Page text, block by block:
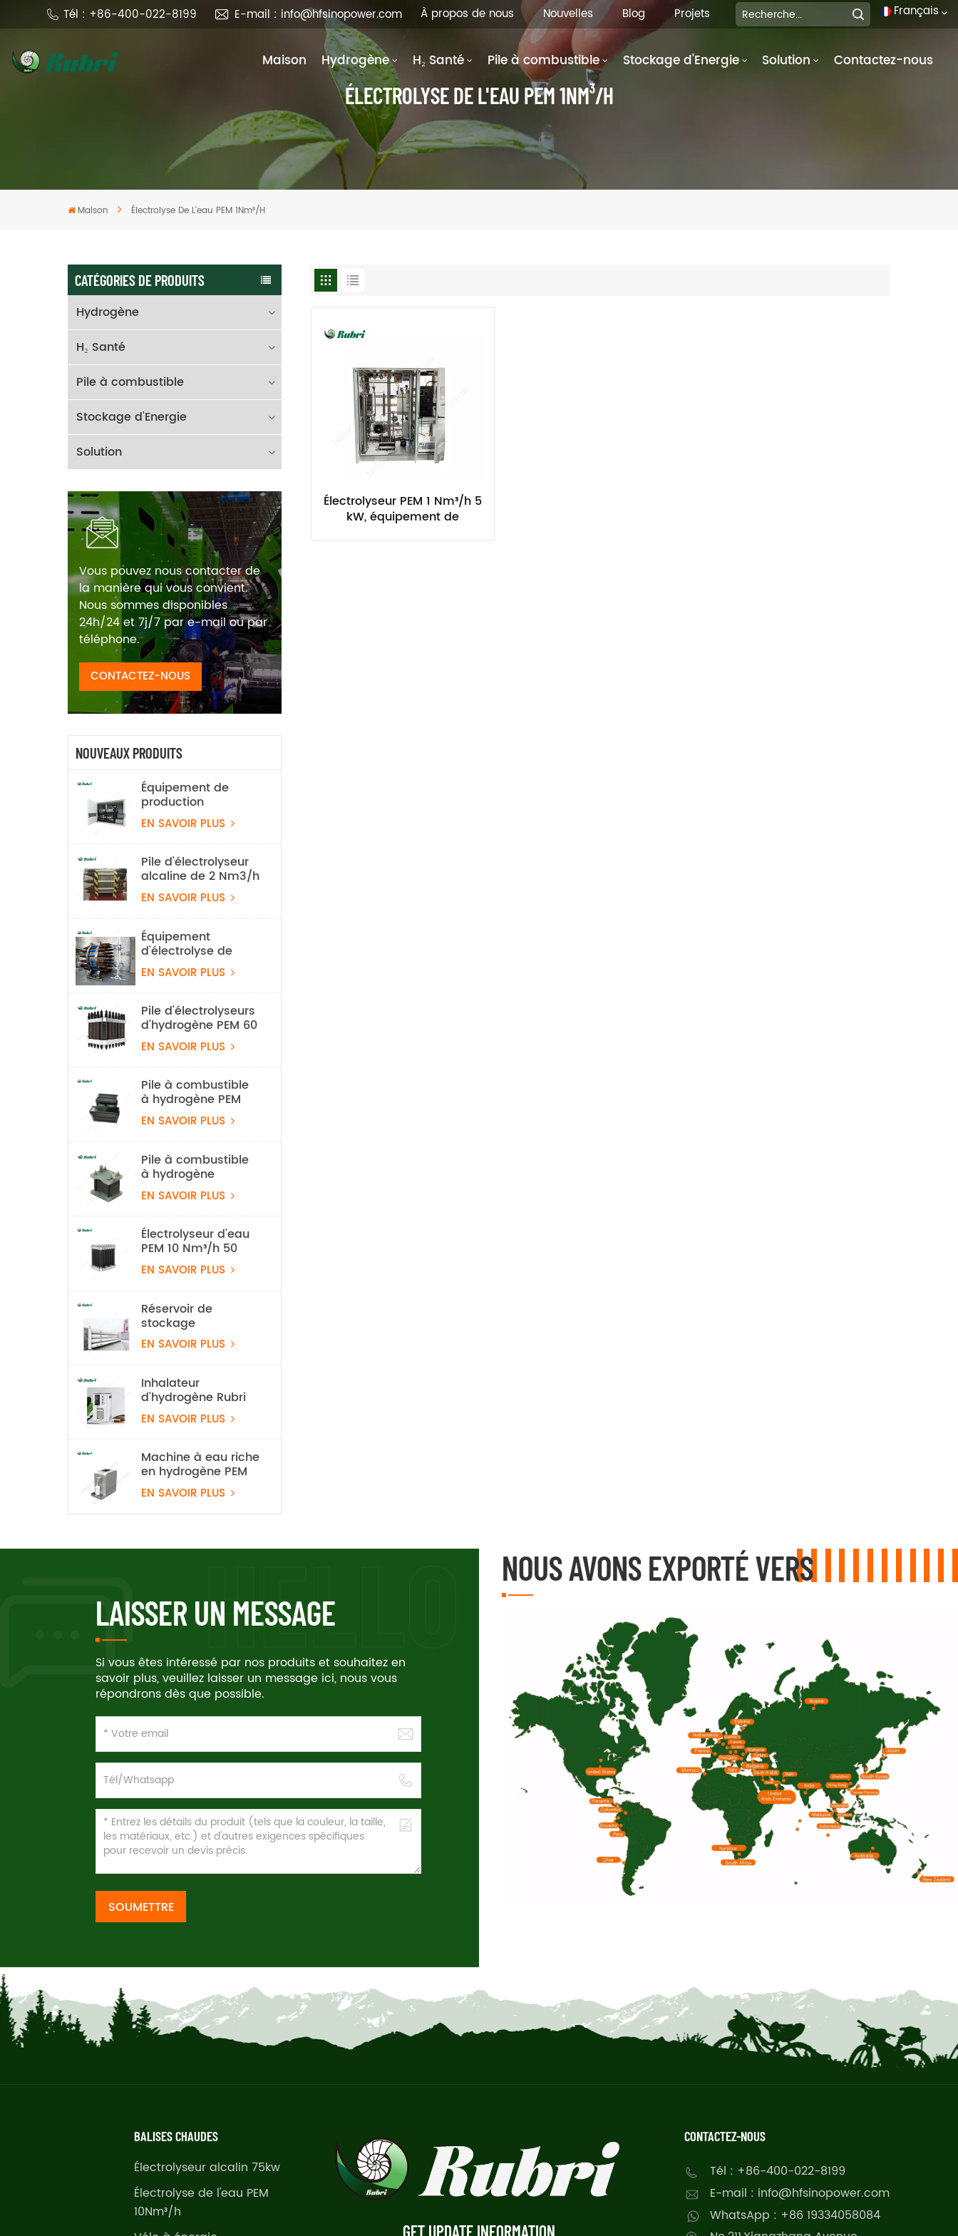
Tél : +86-400-022-8199 E-mail : info@hfsinopower.com Français
À propos de nous Nouvelles Blog Projets
Maison Hydrogène H₂ Santé Pile à combustible Stockage d'Energie Solution Contactez-nous
ÉLECTROLYSE DE L'EAU PEM 1NM³/H
Maison Électrolyse De L'eau PEM 1Nm³/h
CATÉGORIES DE PRODUITS
Hydrogène
H₂ Santé
Pile à combustible
Stockage d'Energie
Solution
Vous pouvez nous contacter de
la manière qui vous convient.
Nous sommes disponibles
24h/24 et 7j/7 par e-mail ou par
téléphone.
CONTACTEZ-NOUS
NOUVEAUX PRODUITS
Équipement de
production
d'hydrogène par
électrolyse de l'eau
alcaline, 100 Nm³/h,
500 kW
EN SAVOIR PLUS
Pile d'électrolyseur
alcaline de 2 Nm3/h
EN SAVOIR PLUS
Équipement
d'électrolyse de
l'eau à l'hydrogène
alcalin 100 Nm³/h
500 kW
EN SAVOIR PLUS
Pile d'électrolyseurs
d'hydrogène PEM 60
Nm3/h
EN SAVOIR PLUS
Pile à combustible
à hydrogène PEM
légère de 550 W
pour drone
EN SAVOIR PLUS
Pile à combustible
à hydrogène
refroidie par air de
100 W
EN SAVOIR PLUS
Électrolyseur d'eau
PEM 10 Nm³/h 50
kW, équipement de
production
d'hydrogène
EN SAVOIR PLUS
Réservoir de
stockage
d'hydrogène
stationnaire de 20
Mpa
EN SAVOIR PLUS
Inhalateur
d'hydrogène Rubri
1800 ml/min à 99,99
%
EN SAVOIR PLUS
Machine à eau riche
en hydrogène PEM
EN SAVOIR PLUS
Électrolyseur PEM 1 Nm³/h 5
kW, équipement de
LAISSER UN MESSAGE
Si vous êtes intéressé par nos produits et souhaitez en
savoir plus, veuillez laisser un message ici, nous vous
répondrons dès que possible.
SOUMETTRE
NOUS AVONS EXPORTÉ VERS
BALISES CHAUDES
Électrolyseur alcalin 75kw
Électrolyse de l'eau PEM
10Nm³/h
GET UPDATE INFORMATION
CONTACTEZ-NOUS
Tél : +86-400-022-8199
E-mail : info@hfsinopower.com
WhatsApp : +86 19334058084